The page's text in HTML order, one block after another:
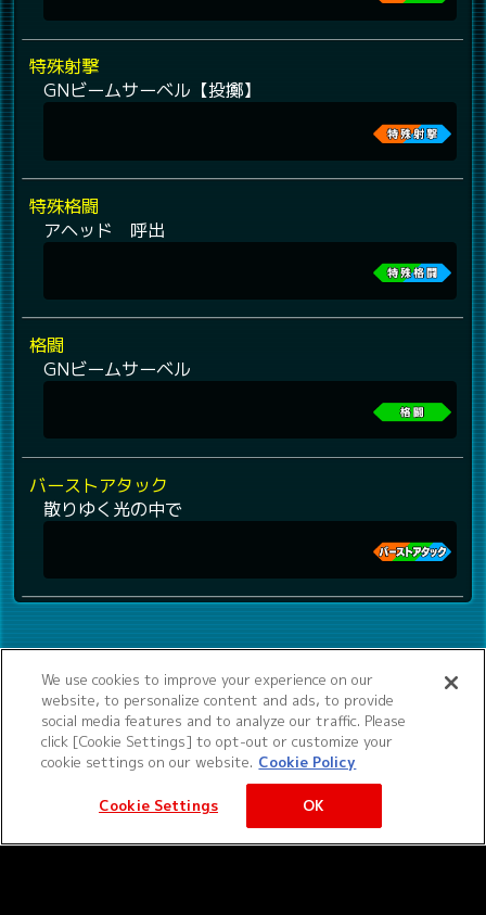
特殊射撃
GNビームサーベル【投擲】
特殊格闘
アヘッド 呼出
格闘
GNビームサーベル
バーストアタック
散りゆく光の中で
We use cookies to improve your experience on our
website, to personalize content and ads, to provide
social media features and to analyze our traffic. Please
click [Cookie Settings] to opt-out or customize your
cookie settings on our website. Cookie Policy
Cookie Settings OK